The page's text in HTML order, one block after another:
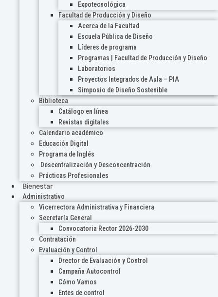
Expotecnológica
Facultad de Producción y Diseño
Acerca de la Facultad
Escuela Pública de Diseño
Líderes de programa
Programas | Facultad de Producción y Diseño
Laboratorios
Proyectos Integrados de Aula – PIA
Simposio de Diseño Sostenible
Biblioteca
Catálogo en línea
Revistas digitales
Calendario académico
Educación Digital
Programa de Inglés
Descentralización y Desconcentración
Prácticas Profesionales
Bienestar
Administrativo
Vicerrectora Administrativa y Financiera
Secretaría General
Convocatoria Rector 2026-2030
Contratación
Evaluación y Control
Drector de Evaluación y Control
Campaña Autocontrol
Cómo Vamos
Entes de control